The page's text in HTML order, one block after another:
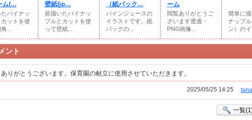
ム(...
パイナッ
ットを使
...
壁紙(jp...
前描いたバイナッ
プルとカットを使
って壁紙...
（紙パック...
パインジュースの
イラストです。紙
パックの...
ーム
閲覧ありがとうご
ざいます透過・
PNG画像...
簡単に
ナップ
ン）の
ント
りがとうございます。保育園の献立に使用させていただきます。
2025/05/25 14:25
一覧